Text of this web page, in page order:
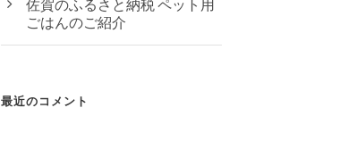
佐賀のふるさと納税 ペット用
ごはんのご紹介
最近のコメント